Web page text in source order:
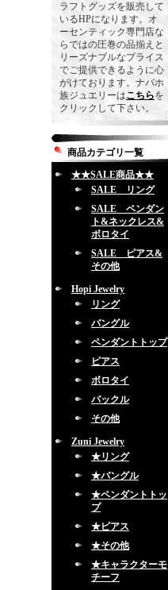
ラフトグッズを販売して
いるHPになります。オ
ーセンティック専門店な
らではの圧巻の品揃えと
リーズナブルなプライス
でご提供できるように心
がけております。ナバホ
族ジュエリーはこちらを
クリックして下さい。
商品カテゴリ一覧
★★SALE商品★★
SALE リング
SALE ペンダン
ト&ネックレス&
ボロタイ
SALE ピアス&
その他
Hopi Jewelry
リング
バングル
ペンダントトップ
ピアス
ボロタイ
バックル
その他
Zuni Jewelry
★リング
★バングル
★ペンダントトッ
プ
★ピアス
★その他
★キャラクターモ
チーフ